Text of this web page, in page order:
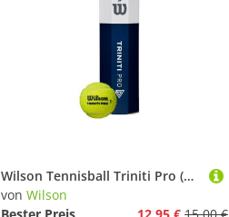
Wilson Tennisball Triniti Pro (wiederverwertbare Verpackung) Dose 4er
von Wilson